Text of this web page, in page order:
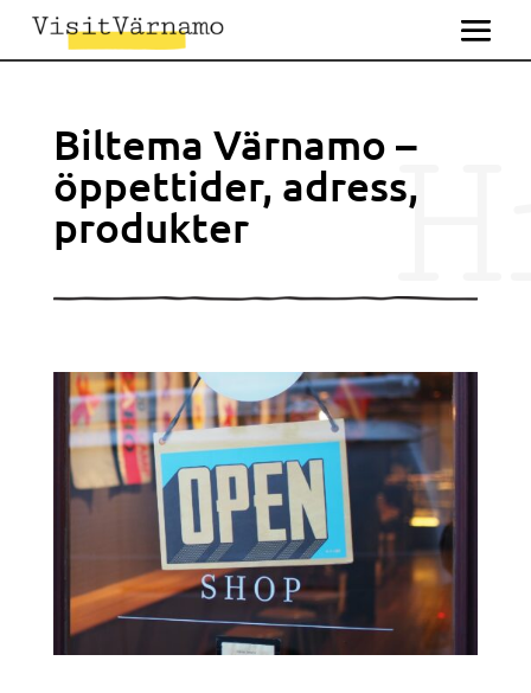
Biltema Värnamo –
öppettider, adress,
produkter